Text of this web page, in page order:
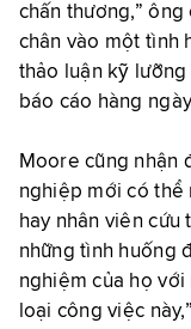
chấn thương,”
chân vào một tình
thảo luận kỹ
báo cáo hàng
Moore cũng nhận
nghiệp mới có thể
hay nhân viên
những tình huống
nghiệm của họ
loại công việc